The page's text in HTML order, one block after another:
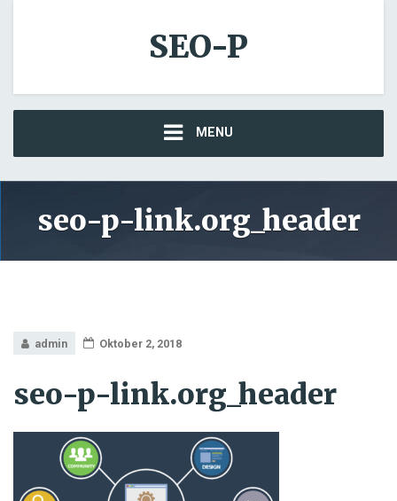
SEO-P
MENU
seo-p-link.org_header
admin Oktober 2, 2018
seo-p-link.org_header